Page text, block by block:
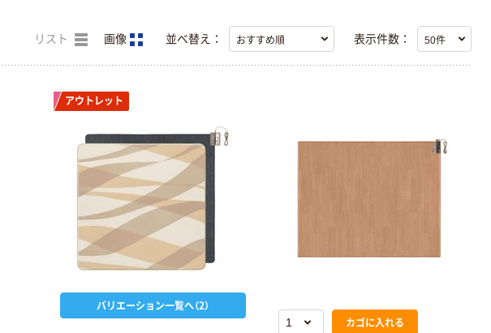
リスト 画像 並べ替え： 表示件数：
アウトレット
バリエーション一覧へ（2）
カゴに入れる